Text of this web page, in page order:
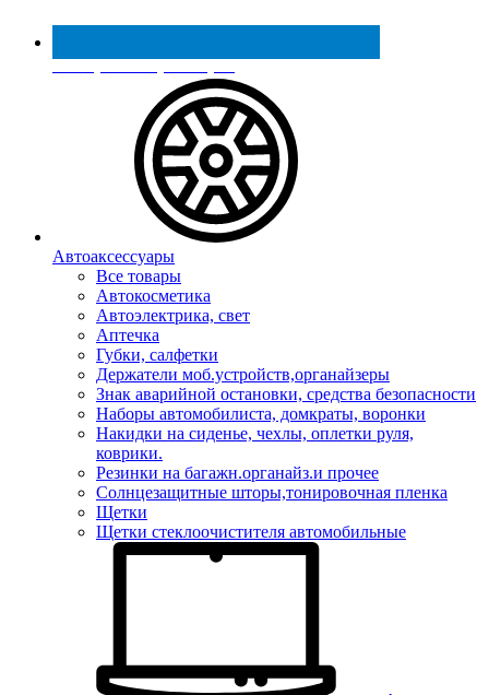
Реестр МинПромТорга
Автоаксессуары
Все товары
Автокосметика
Автоэлектрика, свет
Аптечка
Губки, салфетки
Держатели моб.устройств,органайзеры
Знак аварийной остановки, средства безопасности
Наборы автомобилиста, домкраты, воронки
Накидки на сиденье, чехлы, оплетки руля,
коврики.
Резинки на багажн.органайз.и прочее
Солнцезащитные шторы,тонировочная пленка
Щетки
Щетки стеклоочистителя автомобильные